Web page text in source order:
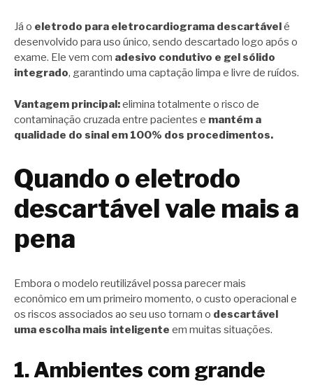
Já o eletrodo para eletrocardiograma descartável é
desenvolvido para uso único, sendo descartado logo após o
exame. Ele vem com adesivo condutivo e gel sólido
integrado, garantindo uma captação limpa e livre de ruídos.
Vantagem principal:elimina totalmente o risco de
contaminação cruzada entre pacientes e mantém a
qualidade do sinal em 100% dos procedimentos.
Quando o eletrodo
descartável vale mais a
pena
Embora o modelo reutilizável possa parecer mais
econômico em um primeiro momento, o custo operacional e
os riscos associados ao seu uso tornam o descartável
uma escolha mais inteligente em muitas situações.
1. Ambientes com grande